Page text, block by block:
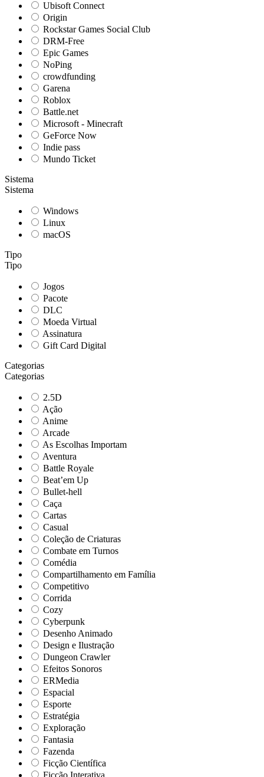
Ubisoft Connect
Origin
Rockstar Games Social Club
DRM-Free
Epic Games
NoPing
crowdfunding
Garena
Roblox
Battle.net
Microsoft - Minecraft
GeForce Now
Indie pass
Mundo Ticket
Sistema
Sistema
Windows
Linux
macOS
Tipo
Tipo
Jogos
Pacote
DLC
Moeda Virtual
Assinatura
Gift Card Digital
Categorias
Categorias
2.5D
Ação
Anime
Arcade
As Escolhas Importam
Aventura
Battle Royale
Beat’em Up
Bullet-hell
Caça
Cartas
Casual
Coleção de Criaturas
Combate em Turnos
Comédia
Compartilhamento em Família
Competitivo
Corrida
Cozy
Cyberpunk
Desenho Animado
Design e Ilustração
Dungeon Crawler
Efeitos Sonoros
ERMedia
Espacial
Esporte
Estratégia
Exploração
Fantasia
Fazenda
Ficção Científica